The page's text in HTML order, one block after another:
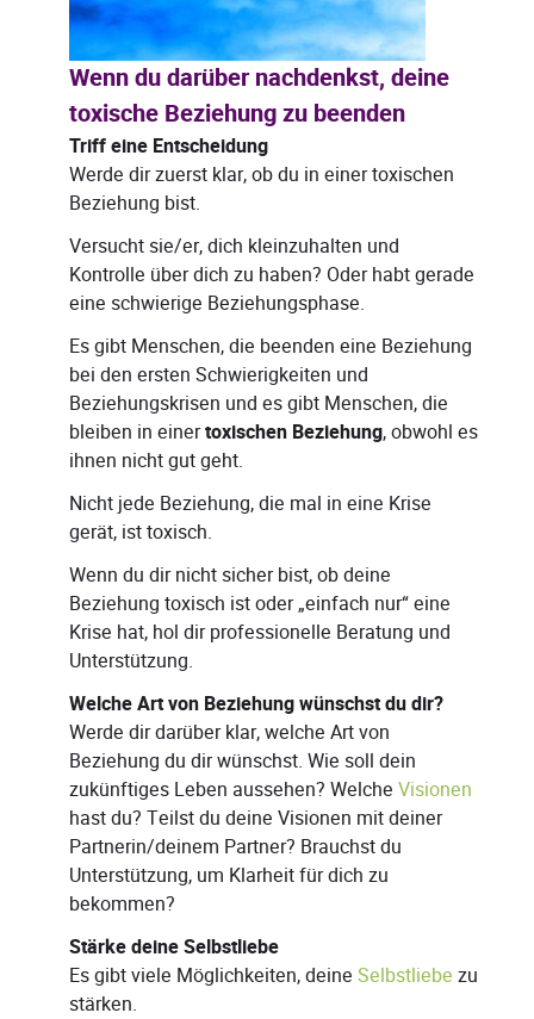
Wenn du darüber nachdenkst, deine
toxische Beziehung zu beenden
Triff eine Entscheidung
Werde dir zuerst klar, ob du in einer toxischen
Beziehung bist.
Versucht sie/er, dich kleinzuhalten und
Kontrolle über dich zu haben? Oder habt gerade
eine schwierige Beziehungsphase.
Es gibt Menschen, die beenden eine Beziehung
bei den ersten Schwierigkeiten und
Beziehungskrisen und es gibt Menschen, die
bleiben in einertoxischen Beziehung, obwohl es
ihnen nicht gut geht.
Nicht jede Beziehung, die mal in eine Krise
gerät, ist toxisch.
Wenn du dir nicht sicher bist, ob deine
Beziehung toxisch ist oder „einfach nur“ eine
Krise hat, hol dir professionelle Beratung und
Unterstützung.
Welche Art von Beziehung wünschst du dir?
Werde dir darüber klar, welche Art von
Beziehung du dir wünschst. Wie soll dein
zukünftiges Leben aussehen? Welche Visionen
hast du? Teilst du deine Visionen mit deiner
Partnerin/deinem Partner? Brauchst du
Unterstützung, um Klarheit für dich zu
bekommen?
Stärke deine Selbstliebe
Es gibt viele Möglichkeiten, deine Selbstliebe zu
stärken.